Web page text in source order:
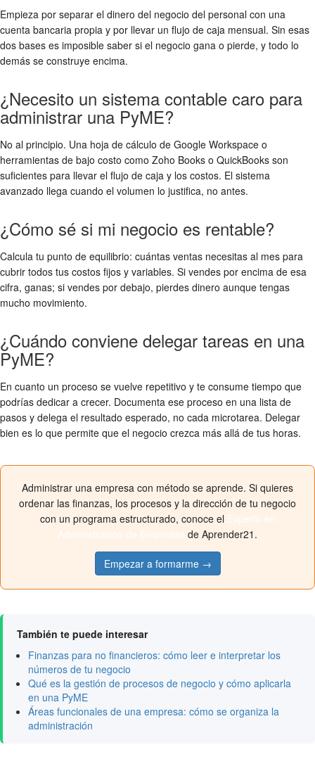
Empieza por separar el dinero del negocio del personal con una
cuenta bancaria propia y por llevar un flujo de caja mensual. Sin esas
dos bases es imposible saber si el negocio gana o pierde, y todo lo
demás se construye encima.
¿Necesito un sistema contable caro para
administrar una PyME?
No al principio. Una hoja de cálculo de Google Workspace o
herramientas de bajo costo como Zoho Books o QuickBooks son
suficientes para llevar el flujo de caja y los costos. El sistema
avanzado llega cuando el volumen lo justifica, no antes.
¿Cómo sé si mi negocio es rentable?
Calcula tu punto de equilibrio: cuántas ventas necesitas al mes para
cubrir todos tus costos fijos y variables. Si vendes por encima de esa
cifra, ganas; si vendes por debajo, pierdes dinero aunque tengas
mucho movimiento.
¿Cuándo conviene delegar tareas en una
PyME?
En cuanto un proceso se vuelve repetitivo y te consume tiempo que
podrías dedicar a crecer. Documenta ese proceso en una lista de
pasos y delega el resultado esperado, no cada microtarea. Delegar
bien es lo que permite que el negocio crezca más allá de tus horas.
Administrar una empresa con método se aprende. Si quieres
ordenar las finanzas, los procesos y la dirección de tu negocio
con un programa estructurado, conoce el
de Aprender21.
Empezar a formarme →
También te puede interesar
Finanzas para no financieros: cómo leer e interpretar los
números de tu negocio
Qué es la gestión de procesos de negocio y cómo aplicarla
en una PyME
Áreas funcionales de una empresa: cómo se organiza la
administración